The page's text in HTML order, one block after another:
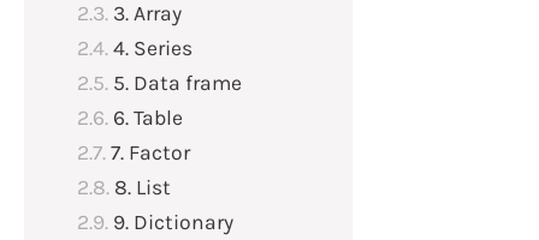
3. Array
4. Series
5. Data frame
6. Table
7. Factor
8. List
9. Dictionary